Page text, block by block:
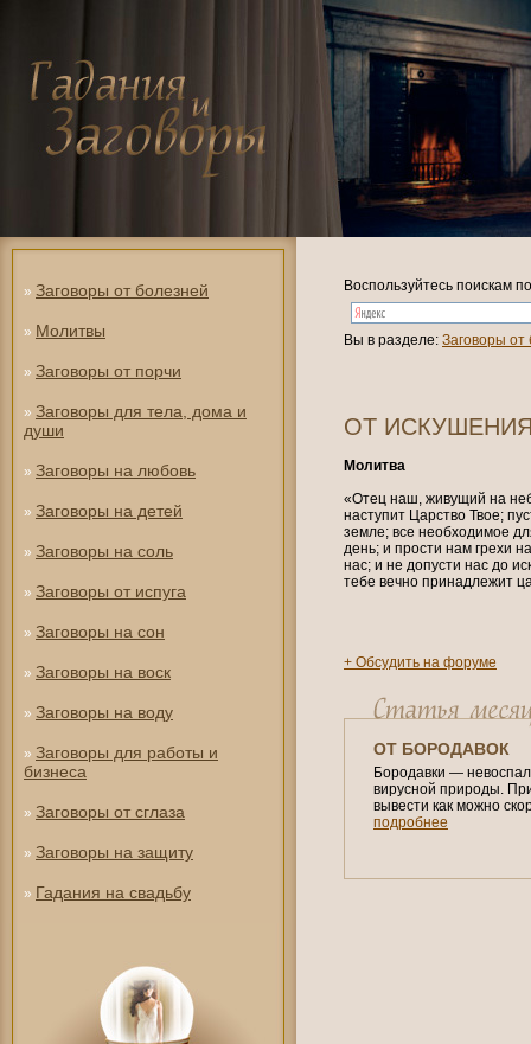
» Заговоры от болезней
» Молитвы
» Заговоры от порчи
» Заговоры для тела, дома и
души
» Заговоры на любовь
» Заговоры на детей
» Заговоры на соль
» Заговоры от испуга
» Заговоры на сон
» Заговоры на воск
» Заговоры на воду
» Заговоры для работы и
бизнеса
» Заговоры от сглаза
» Заговоры на защиту
» Гадания на свадьбу
Воспользуйтесь поискам
Вы в разделе: Заговоры от
ОТ
Молитва
«Отец наш, живущий на
наступит Царство Твое;
земле; все необходимое
день; и прости нам грехи
нас; и не допусти нас до
тебе вечно принадлежит
+ Обсудить на форуме
ОТ БОРОДАВОК
Бородавки —
вирусной природы.
вывести как можно
подробнее